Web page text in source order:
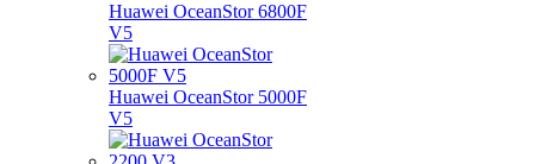
Huawei OceanStor 6800F
V5
Huawei OceanStor 5000F
V5